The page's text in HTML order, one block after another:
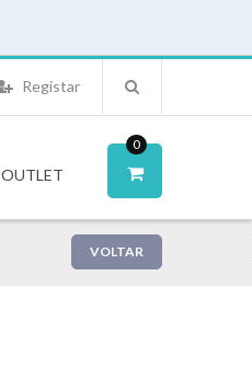
Registar
0
OUTLET
VOLTAR